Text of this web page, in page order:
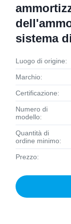
sistema
Luogo di origine:
Marchio:
Certificazione:
Numero di
modello:
Quantità di
ordine minimo:
Prezzo: